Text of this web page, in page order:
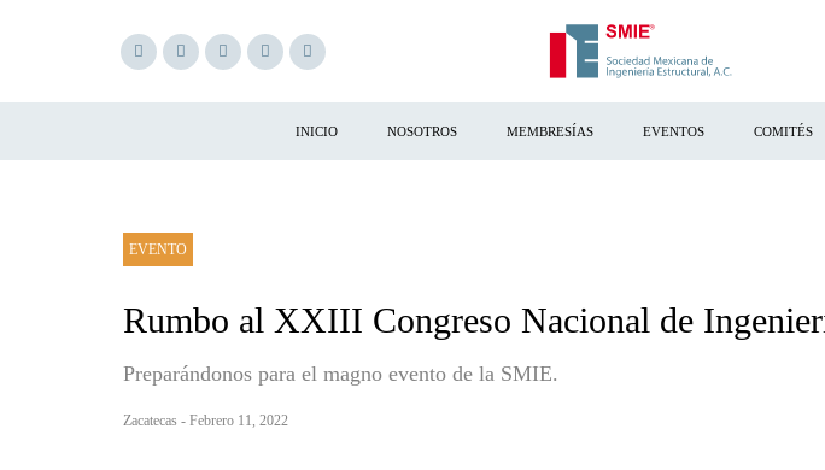
INICIO NOSOTROS MEMBRESÍAS EVENTOS COMITÉS
EVENTO
Rumbo al XXIII Congreso Nacional de
Preparándonos para el magno evento de la SMIE.
Zacatecas - Febrero 11, 2022